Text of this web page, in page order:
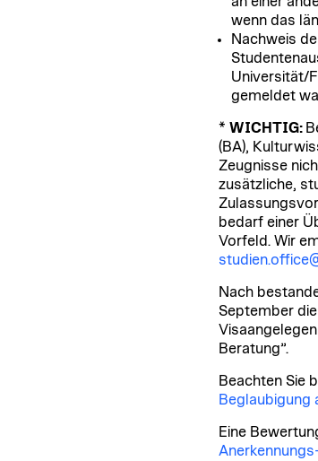
wenn das
Nachweis
Universität/
gemeldet
* WICHTIG:
(BA),
Zeugnisse
zusätzliche,
bedarf einer
Vorfeld. Wir
Nach
September
Beratung”.
Beachten Sie
Beglaubigung
Eine